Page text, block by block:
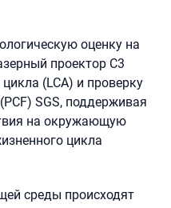
оценку на
проектор C3
(LCA) и проверку
SGS, поддерживая
на окружающую
цикла
среды происходят